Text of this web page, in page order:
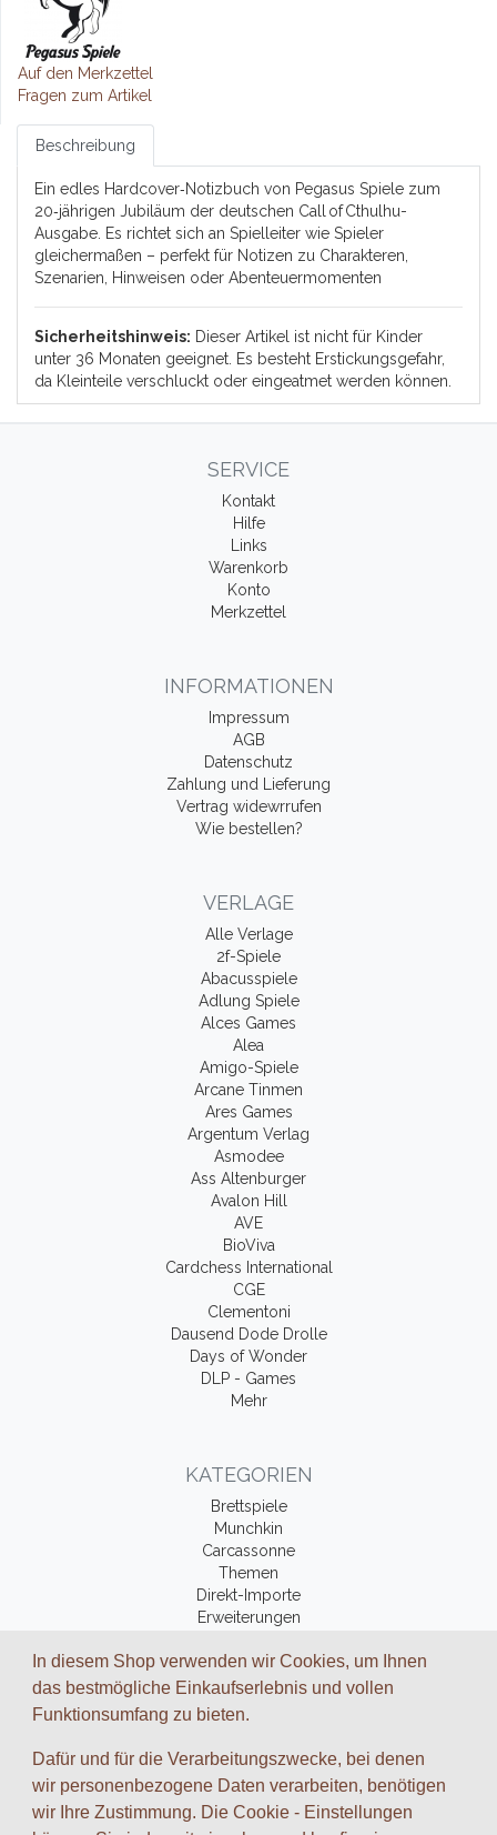
Auf den Merkzettel
Fragen zum Artikel
Beschreibung
Ein edles Hardcover‑Notizbuch von Pegasus Spiele zum
20‑jährigen Jubiläum der deutschen Call of Cthulhu-
Ausgabe. Es richtet sich an Spielleiter wie Spieler
gleichermaßen – perfekt für Notizen zu Charakteren,
Szenarien, Hinweisen oder Abenteuermomenten
Sicherheitshinweis: Dieser Artikel ist nicht für Kinder
unter 36 Monaten geeignet. Es besteht Erstickungsgefahr,
da Kleinteile verschluckt oder eingeatmet werden können.
SERVICE
Kontakt
Hilfe
Links
Warenkorb
Konto
Merkzettel
INFORMATIONEN
Impressum
AGB
Datenschutz
Zahlung und Lieferung
Vertrag widewrrufen
Wie bestellen?
VERLAGE
Alle Verlage
2f-Spiele
Abacusspiele
Adlung Spiele
Alces Games
Alea
Amigo-Spiele
Arcane Tinmen
Ares Games
Argentum Verlag
Asmodee
Ass Altenburger
Avalon Hill
AVE
BioViva
Cardchess International
CGE
Clementoni
Dausend Dode Drolle
Days of Wonder
DLP - Games
Mehr
KATEGORIEN
Brettspiele
Munchkin
Carcassonne
Themen
Direkt-Importe
Erweiterungen
Zubehör
Wir arbeiten mit folgenden Dienstleistungs-Partnern zusammen:
In diesem Shop verwenden wir Cookies, um Ihnen
das bestmögliche Einkaufserlebnis und vollen
Funktionsumfang zu bieten.
Dafür und für die Verarbeitungszwecke, bei denen
wir personenbezogene Daten verarbeiten, benötigen
wir Ihre Zustimmung. Die Cookie - Einstellungen